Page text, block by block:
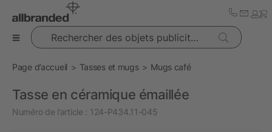
Rechercher des objets publicitaires
Page d’accueil Tasses et mugs Mugs café
Tasse en céramique émaillée
Numéro de l’article : 124-P434.11-045